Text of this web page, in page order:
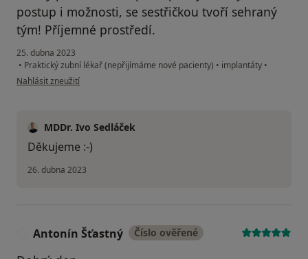
postup i možnosti, se sestřičkou tvoří sehraný
tým! Příjemné prostředí.
25. dubna 2023
• Praktický zubní lékař (nepřijímáme nové pacienty) • implantáty •
podle názoru uživatele Váš účet byl odstraněn
Nahlásit zneužití
MDDr. Ivo Sedláček
Děkujeme :-)
26. dubna 2023
Antonín Šťastný Číslo ověřené